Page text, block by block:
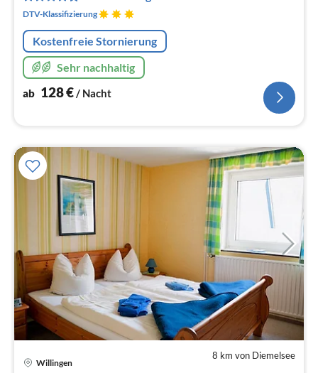
DTV-Klassifizierung
Kostenfreie Stornierung
Sehr nachhaltig
ab 128€/ Nacht
8 km von Diemelsee
Willingen